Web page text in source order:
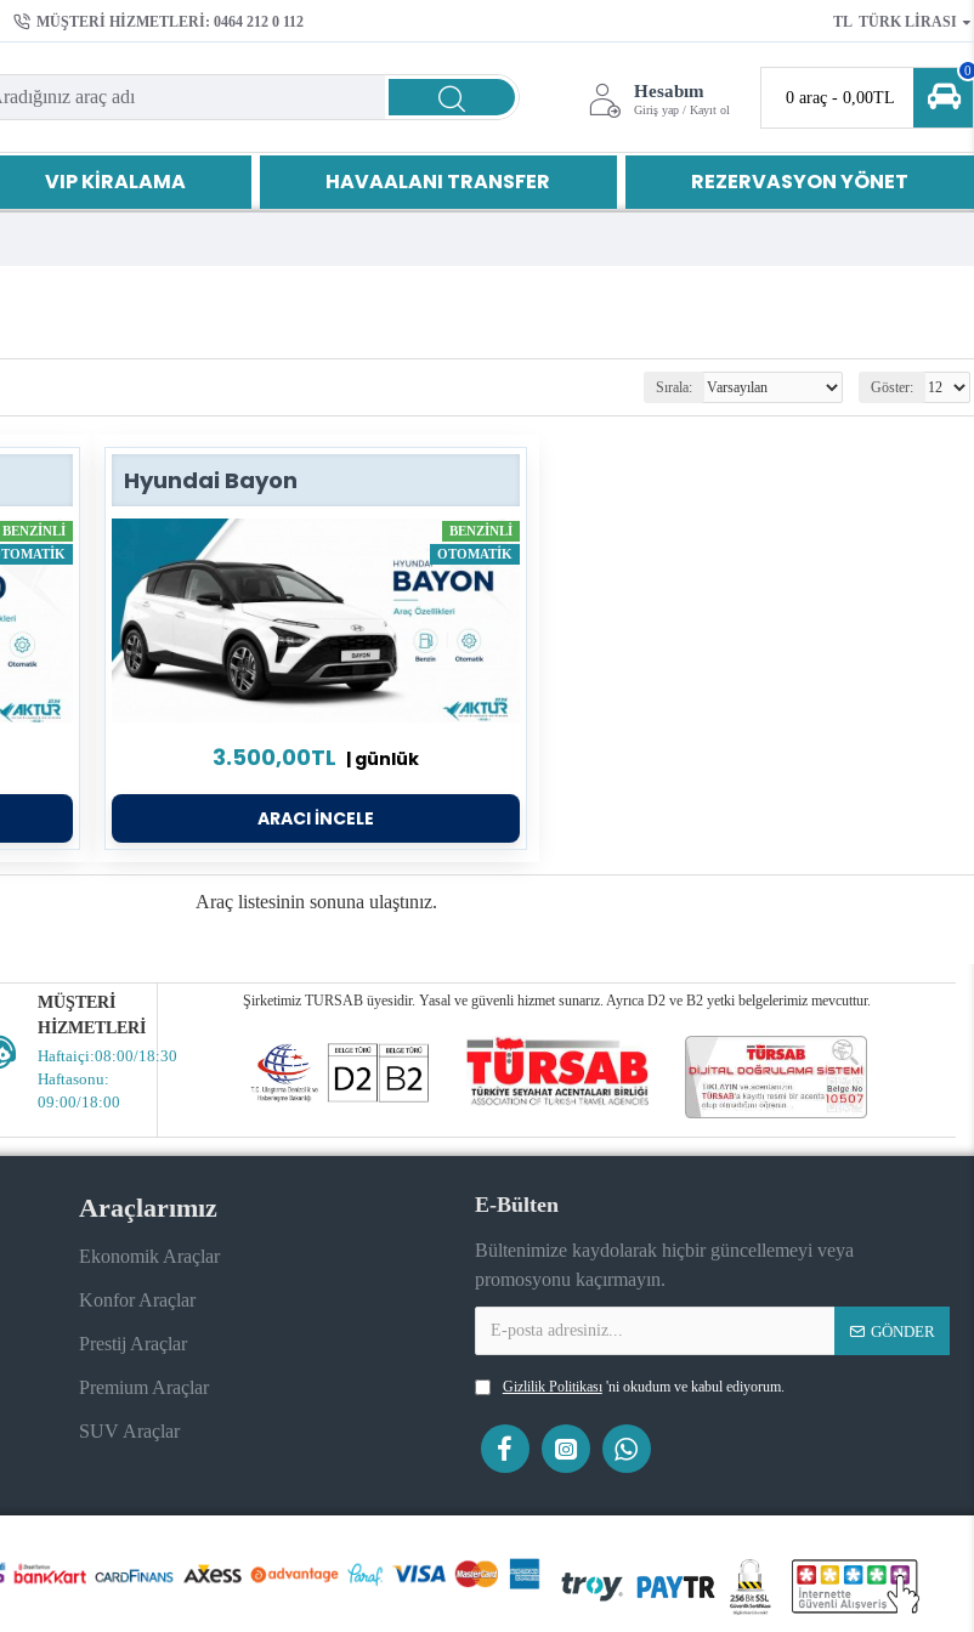
MÜŞTERI HIZMETLERI: 0464 212 0 112 TL TÜRK LIRASI
Hesabım
Giriş yap / Kayıt ol
0 araç - 0,00TL
0
VIP KIRALAMA HAVAALANI TRANSFER REZERVASYON YÖNET
Sırala: Göster:
BENZINLI
Hyundai Bayon
BENZINLI
OTOMATIK
3.500,00TL | günlük
ARACI İNCELE
Araç listesinin sonuna ulaştınız.
MÜŞTERI
HIZMETLERI
Haftaiçi:08:00/18:30
Haftasonu:
09:00/18:00
Şirketimiz TURSAB üyesidir. Yasal ve güvenli hizmet sunarız. Ayrıca D2 ve B2 yetki belgelerimiz mevcuttur.
Araçlarımız
Ekonomik Araçlar
Konfor Araçlar
Prestij Araçlar
Premium Araçlar
SUV Araçlar
E-Bülten
Bültenimize kaydolarak hiçbir güncellemeyi veya
promosyonu kaçırmayın.
GÖNDER
Gizlilik Politikası 'ni okudum ve kabul ediyorum.